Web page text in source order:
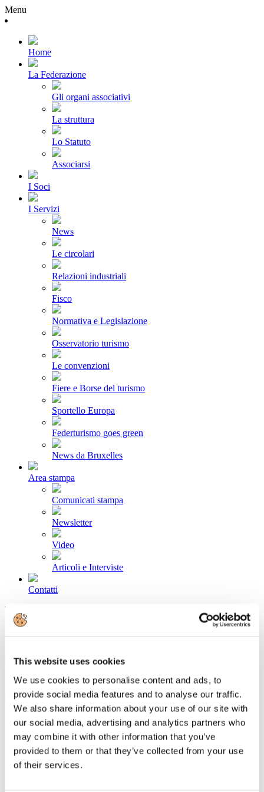
This website uses cookies
We use cookies to personalise content and ads, to
provide social media features and to analyse our traffic.
We also share information about your use of our site with
our social media, advertising and analytics partners who
may combine it with other information that you’ve
provided to them or that they’ve collected from your use
of their services.
Menu
Home
La Federazione
Gli organi associativi
La struttura
Lo Statuto
Associarsi
I Soci
I Servizi
News
Le circolari
Relazioni industriali
Fisco
Normativa e Legislazione
Osservatorio turismo
Le convenzioni
Fiere e Borse del turismo
Sportello Europa
Federturismo goes green
News da Bruxelles
Area stampa
Comunicati stampa
Newsletter
Video
Articoli e Interviste
Contatti
Tel. +39 320 57 80 986
Email segreteria@federturismo.it
Cerca...
Accordo Trenitalia/Segway: sconti per
tour nella Capitale a bordo dei personal